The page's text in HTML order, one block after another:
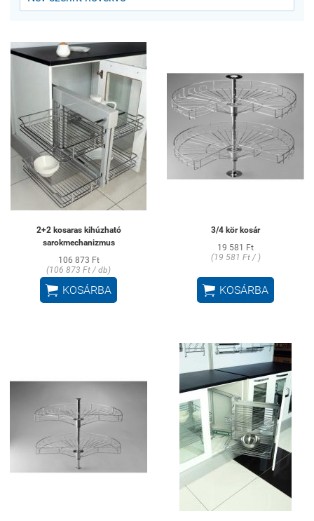
2+2 kosaras kihúzható
sarokmechanizmus
106 873 Ft
(106 873 Ft / db)
 KOSÁRBA
3/4 kör kosár
19 581 Ft
(19 581 Ft / )
 KOSÁRBA